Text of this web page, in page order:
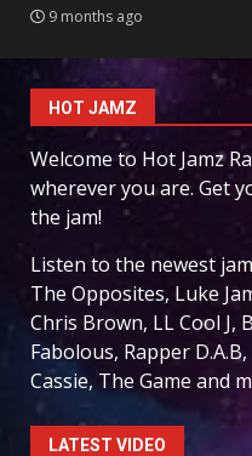
9 months ago
HOT JAMZ
Welcome to Hot Jamz
wherever you are. Get
the jam!
Listen to the newest
The Opposites, Luke
Chris Brown, LL Cool J,
Fabolous, Rapper
Cassie, The Game and
LATEST VIDEO